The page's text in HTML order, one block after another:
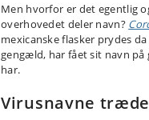
Men hvorfor er det egentlig
overhovedet deler navn?
mexicanske flasker prydes
gengæld, har fået sit navn
har.
Virusnavne